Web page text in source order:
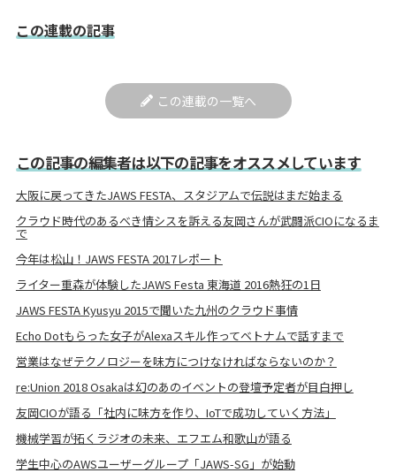
この連載の記事
この連載の一覧へ
この記事の編集者は以下の記事をオススメしています
大阪に戻ってきたJAWS FESTA、スタジアムで伝説はまだ始まる
クラウド時代のあるべき情シスを訴える友岡さんが武闘派CIOになるま
で
今年は松山！JAWS FESTA 2017レポート
ライター重森が体験したJAWS Festa 東海道 2016熱狂の1日
JAWS FESTA Kyusyu 2015で聞いた九州のクラウド事情
Echo Dotもらった女子がAlexaスキル作ってベトナムで話すまで
営業はなぜテクノロジーを味方につけなければならないのか？
re:Union 2018 Osakaは幻のあのイベントの登壇予定者が目白押し
友岡CIOが語る「社内に味方を作り、IoTで成功していく方法」
機械学習が拓くラジオの未来、エフエム和歌山が語る
学生中心のAWSユーザーグループ「JAWS-SG」が始動